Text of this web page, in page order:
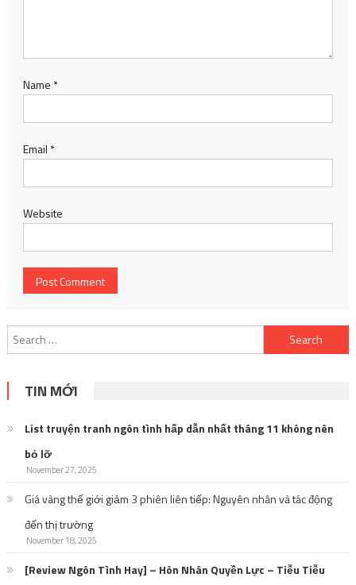
Name *
Email *
Website
Search
for:
TIN MỚI
List truyện tranh ngôn tình hấp dẫn nhất tháng 11 không nên
bỏ lỡ
November 27, 2025
Giá vàng thế giới giảm 3 phiên liên tiếp: Nguyên nhân và tác động
đến thị trường
November 18, 2025
[Review Ngôn Tình Hay] – Hôn Nhân Quyền Lực – Tiễu Tiễu